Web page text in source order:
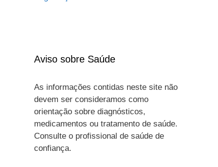
Aviso sobre Saúde
As informações contidas neste site não
devem ser consideramos como
orientação sobre diagnósticos,
medicamentos ou tratamento de saúde.
Consulte o profissional de saúde de
confiança.